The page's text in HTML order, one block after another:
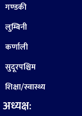
गण्डकी
लुम्बिनी
कर्णाली
सुदूरपश्चिम
शिक्षा/स्वास्थ्य
अध्यक्ष: